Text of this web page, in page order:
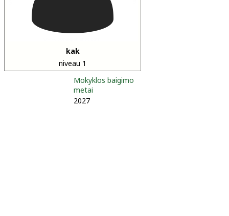
kak
niveau 1
Mokyklos baigimo
metai
2027